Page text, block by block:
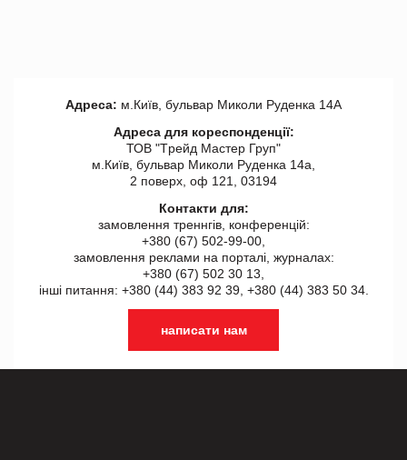
Адреса: м.Київ, бульвар Миколи Руденка 14А
Адреса для кореспонденції:
ТОВ "Tрейд Мастер Груп"
м.Київ, бульвар Миколи Руденка 14а,
2 поверх, оф 121, 03194
Контакти для:
замовлення треннгів, конференцій:
+380 (67) 502-99-00,
замовлення реклами на порталі, журналах:
+380 (67) 502 30 13,
інші питання: +380 (44) 383 92 39, +380 (44) 383 50 34.
написати нам